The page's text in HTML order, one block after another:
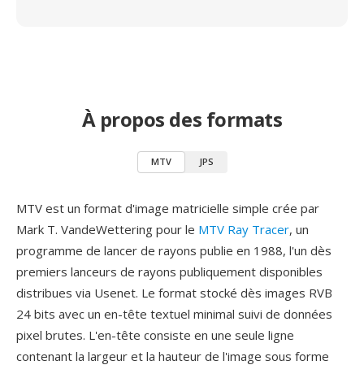
À propos des formats
MTV JPS
MTV est un format d'image matricielle simple crée par
Mark T. VandeWettering pour le MTV Ray Tracer, un
programme de lancer de rayons publie en 1988, l'un dès
premiers lanceurs de rayons publiquement disponibles
distribues via Usenet. Le format stocké dès images RVB
24 bits avec un en-tête textuel minimal suivi de données
pixel brutes. L'en-tête consiste en une seule ligne
contenant la largeur et la hauteur de l'image sous forme